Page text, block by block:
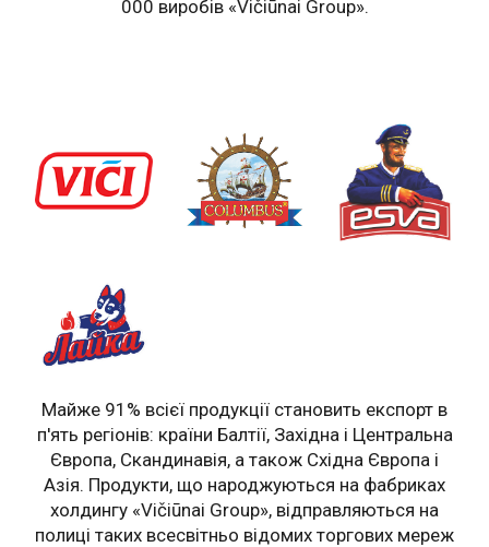
000 виробів «Vičiūnai Group».
Майже 91% всієї продукції становить експорт в
п'ять регіонів: країни Балтії, Західна і Центральна
Європа, Скандинавія, а також Східна Європа і
Азія. Продукти, що народжуються на фабриках
холдингу «Vičiūnai Group», відправляються на
полиці таких всесвітньо відомих торгових мереж